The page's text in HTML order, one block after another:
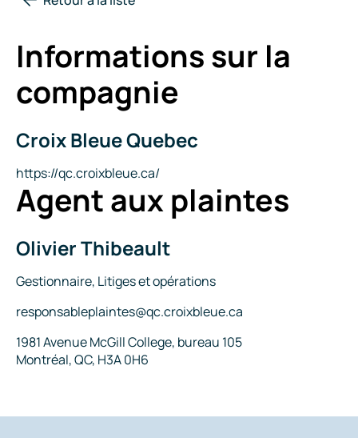
Informations sur la
compagnie
Nom
la
compagnie
Croix Bleue Quebec
Site
Internet
https://qc.croixbleue.ca/
Agent aux plaintes
Nom
Olivier Thibeault
Titre
Gestionnaire, Litiges et opérations
Courriel
responsableplaintes@qc.croixbleue.ca
Adresse
1981 Avenue McGill College, bureau 105
Montréal, QC, H3A 0H6